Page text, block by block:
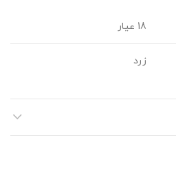
18 عیار
زرد